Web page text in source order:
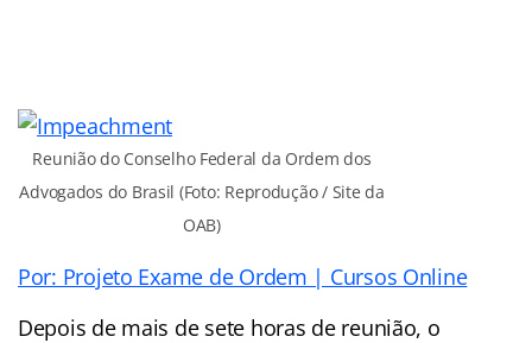
Reunião do Conselho Federal da Ordem dos
Advogados do Brasil (Foto: Reprodução / Site da
OAB)
Por: Projeto Exame de Ordem | Cursos Online
Depois de mais de sete horas de reunião, o